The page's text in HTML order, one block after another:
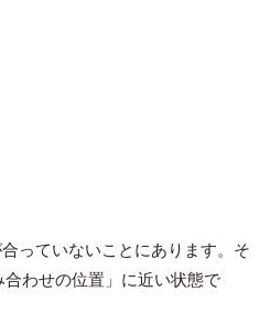
っていないことにあります。そ
わせの位置」に近い状態で